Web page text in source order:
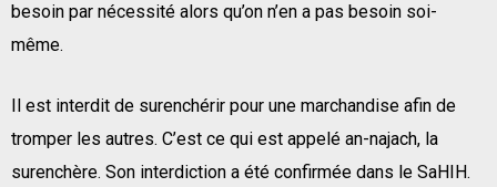
besoin par nécessité alors qu’on n’en a pas besoin soi-
même.
Il est interdit de surenchérir pour une marchandise afin de
tromper les autres. C’est ce qui est appelé an-najach, la
surenchère. Son interdiction a été confirmée dans le SaHIH.